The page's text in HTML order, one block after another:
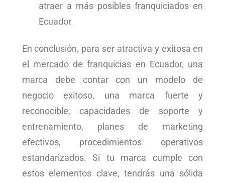
atraer a más posibles franquiciados en
Ecuador.
En conclusión, para ser atractiva y exitosa en
el mercado de franquicias en Ecuador, una
marca debe contar con un modelo de
negocio exitoso, una marca fuerte y
reconocible, capacidades de soporte y
entrenamiento, planes de marketing
efectivos, procedimientos operativos
estandarizados. Si tu marca cumple con
estos elementos clave, tendrás una sólida